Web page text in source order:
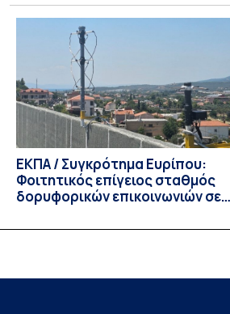
παράταση της προθεσμίας
ενδιαφέροντος για την φοίτηση σε
Τμημάτων του Πανεπιστημίου μας
για το ακαδημαϊκό έτος 2026-2027,
Αυγούστου 2026. […]
ΕΚΠΑ / Συγκρότημα Ευρίπου:
Φοιτητικός επίγειος σταθμός
δορυφορικών επικοινωνιών σε